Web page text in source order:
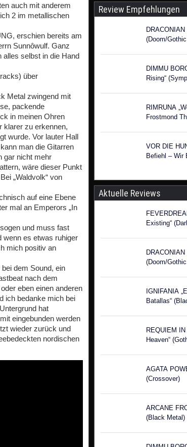
auch mit anderem
2 im metallischen
erschien bereits am
Sunnôwulf. Ganz
alles selbst in die Hand
über
Metal zwingend mit
packende
in meinen Ohren
klarer zu erkennen,
wurde. Vor lauter Hall
man die Gitarren
gar nicht mehr
wäre dieser Punkt
„Waldvolk“ von
auf eine Ebene
mal an Emperors „In
und muss fast
wenn es etwas ruhiger
mich positiv an
dem Sound, ein
nach dem
eben einen anderen
ich bedanke mich bei
hat
eingebunden werden
wieder zurück und
nordischen
Review Empfehlungen
DRACONIAN
(Doom/
DIMMU
Rising“
RIMRUNA
Frostmond
VOR DIE
Befiehl – Wir
Aktuelle Reviews
Existing“
DRACONIAN
(Doom/
IGNIFANIA
Batallas“
REQUIEM
Heaven“
AGATA
(Crossover)
ARCANE
(Black Metal)